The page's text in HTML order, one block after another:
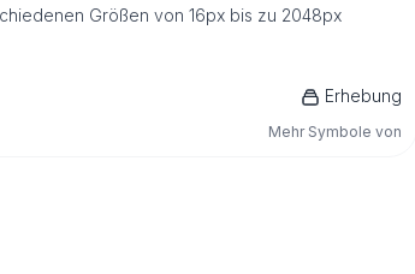
Größen von 16px bis zu 2048px
Erhebung
Mehr Symbole von